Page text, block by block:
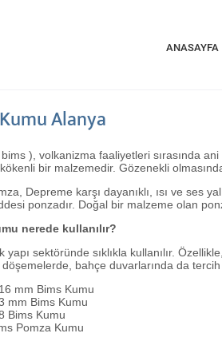
ANASAYFA
Alanya
), volkanizma faaliyetleri sırasında
bir malzemedir. Gözenekli
Depreme karşı dayanıklı, ısı ve ses
ponzadır. Doğal bir malzeme olan
nerede kullanılır?
yapı sektöründe sıklıkla kullanılır.
bahçe duvarlarında da
mm Bims Kumu
mm Bims Kumu
Bims Kumu
Pomza Kumu